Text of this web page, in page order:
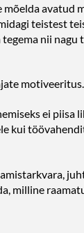
avatud
teistest
nii
motiveeritus.
ei piisa
kui
milline